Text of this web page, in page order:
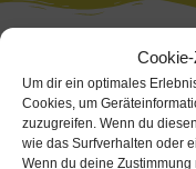
Um dir ein optimales
Cookies, um
zuzugreifen. Wenn du
wie das Surfverhalten oder
Wenn du deine
Soviele KikUs sind
Verzeichnis